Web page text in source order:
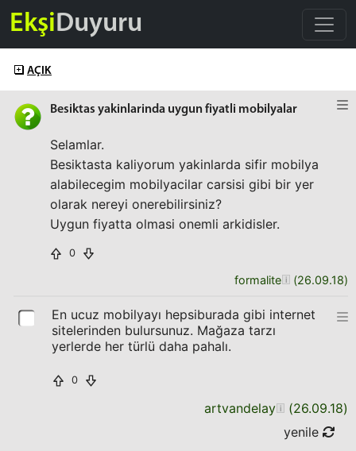
EkşiDuyuru
AÇIK
Besiktas yakinlarinda uygun fiyatli mobilyalar
Selamlar.
Besiktasta kaliyorum yakinlarda sifir mobilya
alabilecegim mobilyacilar carsisi gibi bir yer
olarak nereyi onerebilirsiniz?
Uygun fiyatta olmasi onemli arkidisler.
0
formalite (26.09.18)
En ucuz mobilyayı hepsiburada gibi internet
sitelerinden bulursunuz. Mağaza tarzı
yerlerde her türlü daha pahalı.
0
artvandelay (26.09.18)
yenile